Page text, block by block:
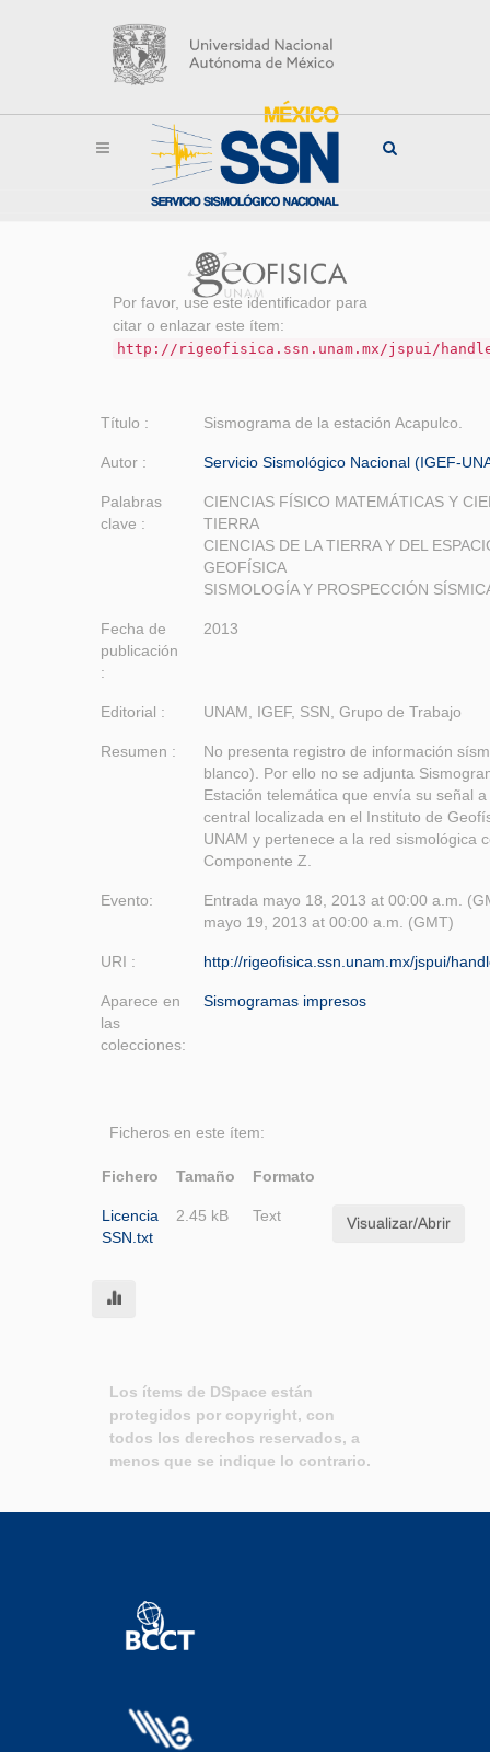
Por favor, use este identificador para
citar o enlazar este ítem:
http://rigeofisica.ssn.unam.mx/jspui/
Título : Sismograma de la estación Acapulco.
Autor : Servicio Sismológico Nacional (IGEF-
Palabras
clave :
CIENCIAS FÍSICO MATEMÁTICAS Y
TIERRA
CIENCIAS DE LA TIERRA Y DEL
GEOFÍSICA
SISMOLOGÍA Y PROSPECCIÓN
Fecha de
publicación
:
2013
Editorial : UNAM, IGEF, SSN, Grupo de Trabajo
Resumen :
No presenta registro de información
blanco). Por ello no se adjunta
Estación telemática que envía su señal
central localizada en el Instituto de
UNAM y pertenece a la red sismológica
Componente Z.
Evento:
Entrada mayo 18, 2013 at 00:00 a.m.
mayo 19, 2013 at 00:00 a.m. (GMT)
URI : http://rigeofisica.ssn.unam.mx/jspui/
Aparece en
las
colecciones:
Sismogramas impresos
Ficheros en este ítem:
Fichero Tamaño Formato
Licencia
SSN.txt
2.45 kB Text Visualizar/Abrir
Los ítems de DSpace están
protegidos por copyright, con
todos los derechos reservados, a
menos que se indique lo contrario.